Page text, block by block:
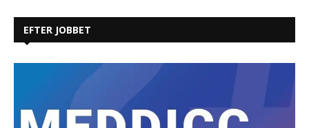
EFTER JOBBET